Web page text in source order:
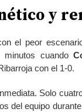
y
el peor
minutos cuando
con el 1-0.
Solo
del equipo